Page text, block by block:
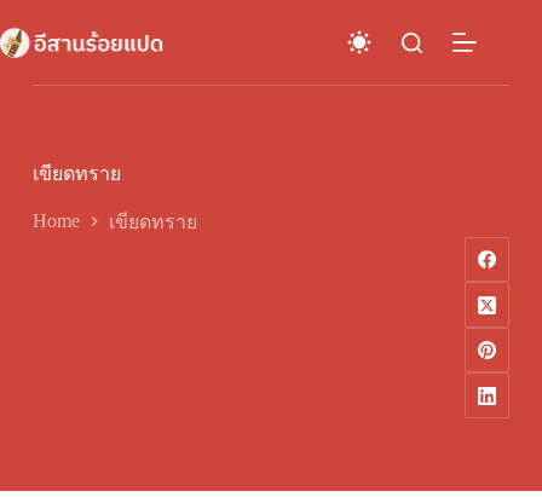
to
content
เขียดทราย
Home เขียดทราย